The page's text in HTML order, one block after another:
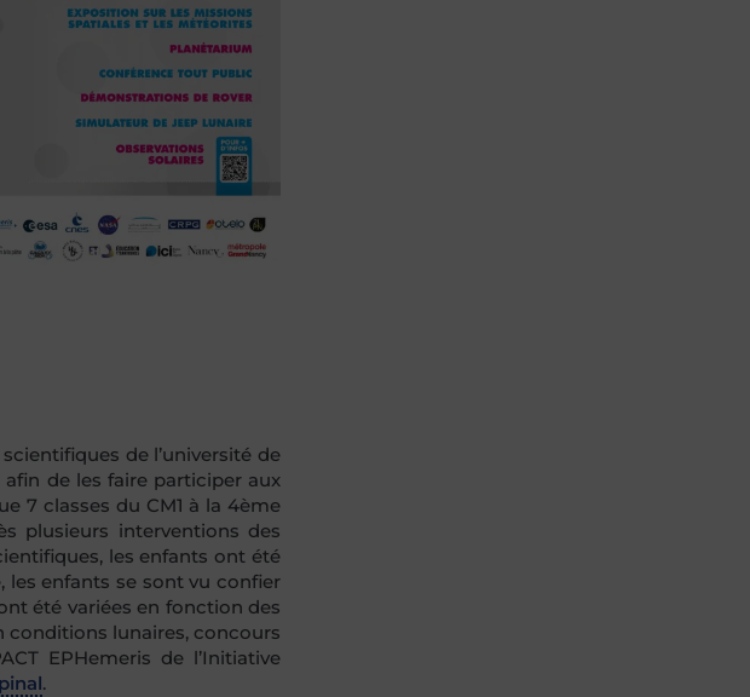
de l’université de
de les faire participer aux
7 classes du CM1 à la 4ème
plusieurs interventions des
les enfants ont été
les enfants se sont vu confier
été variées en fonction des
conditions lunaires, concours
EPHemeris de l’Initiative
.